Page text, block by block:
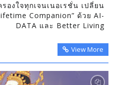
องใจทุกเจนเนอเรชั่น เปลี่ยน
Companion” ด้วย AI-
DATA และ Better Living
View More